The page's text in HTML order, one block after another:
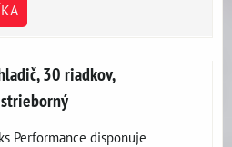
30 riadkov,
Performance disponuje